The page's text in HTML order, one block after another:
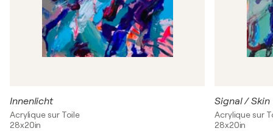
Innenlicht
Acrylique sur Toile
28x20in
Signal / Skin
Acrylique sur
28x20in